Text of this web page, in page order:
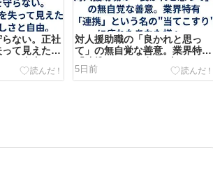
ない。正社
て見えた
と自由。
対人援助職の「良かれと思っ
て」の無自覚な善意。業界特有
「連携」という名の"当てこす
り"に疲れたあなた様へ。
5日前